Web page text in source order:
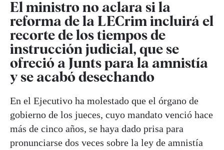
El ministro no aclara si la
reforma de la LECrim incluirá el
recorte de los tiempos de
instrucción judicial, que se
ofreció a Junts para la amnistía
y se acabó desechando
En el Ejecutivo ha molestado que el órgano de
gobierno de los jueces, cuyo mandato venció hace
más de cinco años, se haya dado prisa para
pronunciarse dos veces sobre la ley de amnistía